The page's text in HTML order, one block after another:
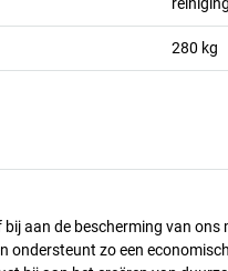
280 kg
aan de bescherming van
ondersteunt zo een